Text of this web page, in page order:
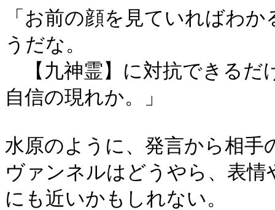
「お前の顔を見ていればわ
うだな。
【九神霊】に対抗できるだ
自信の現れか。」
水原のように、発言から相
ヴァンネルはどうやら、表
にも近いかもしれない。